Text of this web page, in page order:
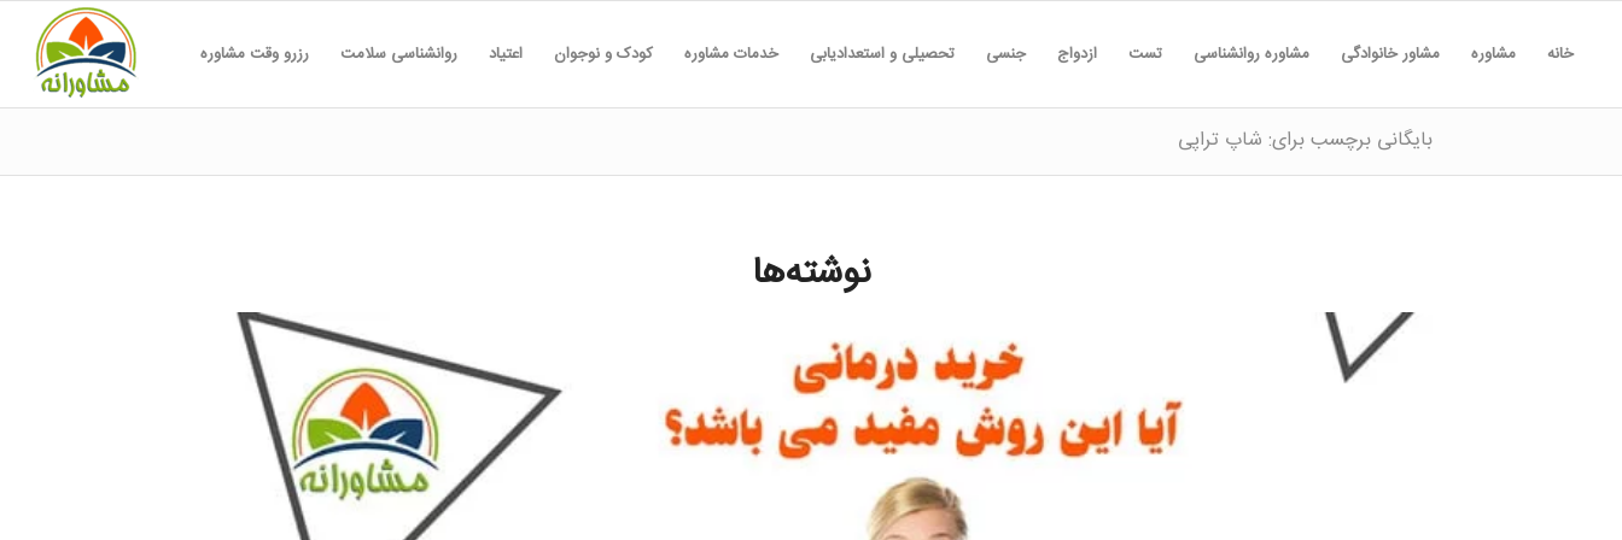
خانه مشاوره مشاور خانوادگی مشاوره روانشناسی تست ازدواج جنسی تحصیلی و استعدادیابی خدمات مشاوره کودک و نوجوان اعتیاد روانشناسی سلامت رزرو وقت مشاوره
بایگانی برچسب برای: شاپ تراپی
نوشته‌ها